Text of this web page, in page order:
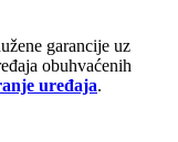
garancije uz
obuhvaćenih
uređaja.